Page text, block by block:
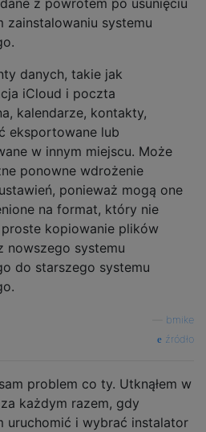
zainstalowaniu systemu
danych, takie jak
iCloud i poczta
kalendarze, kontakty,
eksportowane lub
w innym miejscu. Może
ponowne wdrożenie
ponieważ mogą one
na format, który nie
kopiowanie plików
nowszego systemu
do starszego systemu
bmike
źródło
problem co ty. Utknąłem w
każdym razem, gdy
uruchomić i wybrać instalator